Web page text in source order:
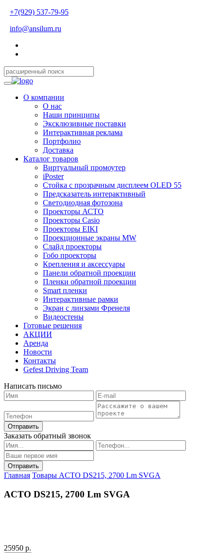
+7(929) 537-79-95
info@ansilum.ru
О компании
О нас
Наши принципы
Эксклюзивные поставки
Интерактивная реклама
Портфолио
Доставка
Каталог товаров
Виртуальный промоутер
iPoster
Стойка с прозрачным дисплеем OLED 55
Предсказатель интерактивный
Светодиодная фотозона
Проекторы АСТО
Проекторы Casio
Проекторы EIKI
Проекционные экраны MW
Слайд проекторы
Гобо проекторы
Крепления и аксессуары
Панели обратной проекции
Пленки обратной проекции
Smart пленки
Интерактивные рамки
Экран с линзами Френеля
Видеостены
Готовые решения
АКЦИИ
Аренда
Новости
Контакты
Gefest Driving Team
Написать письмо
Отправить
Заказать обратный звонок
Главная Товары ACTO DS215, 2700 Lm SVGA
ACTO DS215, 2700 Lm SVGA
25950 р.